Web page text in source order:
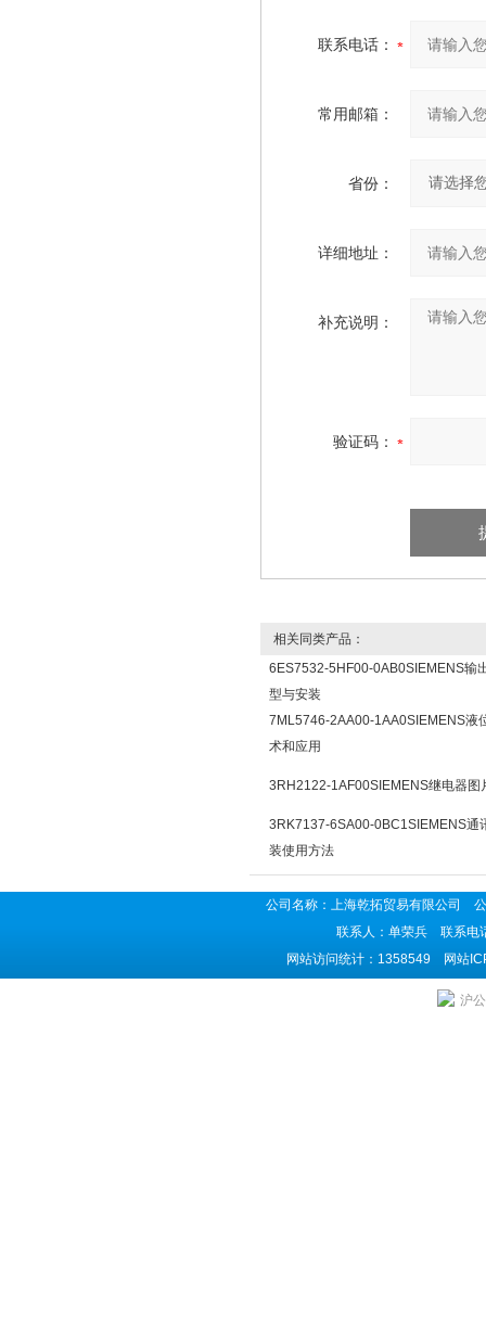
联系电话：
常用邮箱：
省份：
详细地址：
补充说明：
验证码：
相关同类产品：
6ES7532-5HF00-0AB0SIEMENS输
型与安装
7ML5746-2AA00-1AA0SIEMENS液
术和应用
3RH2122-1AF00SIEMENS继电器图
3RK7137-6SA00-0BC1SIEMENS通
装使用方法
公司名称：上海乾拓贸易有限公司
联系人：单荣兵 联系电
网站访问统计：1358549 网站
沪